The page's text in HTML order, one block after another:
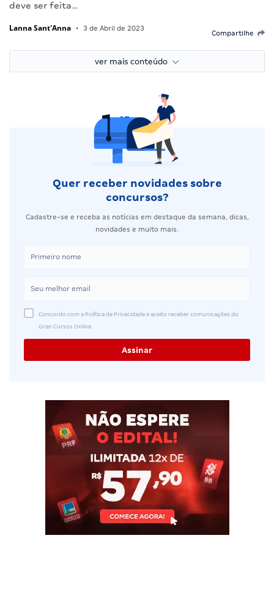
deve ser feita…
Lanna Sant'Anna • 3 de Abril de 2023
Compartilhe
ver mais conteúdo
Quer receber novidades sobre
concursos?
Cadastre-se e receba as notícias em destaque da semana, dicas,
novidades e muito mais.
Concordo com a Política de Privacidade e aceito receber comunicações do
Gran Cursos Online.